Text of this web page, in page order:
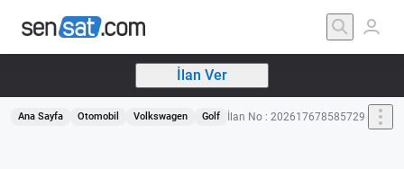
İlan Ver
Ana Sayfa Otomobil Volkswagen Golf İlan No : 202617678585729